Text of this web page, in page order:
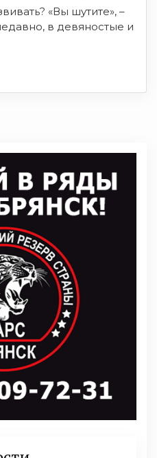
«Вы шутите», –
в девяностые и